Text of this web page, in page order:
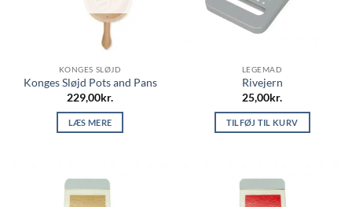
KONGES SLØJD
Konges Sløjd Pots and Pans
229,00kr.
LÆS MERE
LEGEMAD
Rivejern
25,00kr.
TILFØJ TIL KURV